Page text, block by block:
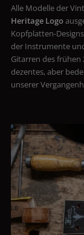
Alle Modelle der
Heritage Logo
Kopfplatten-
der Instrumente
Gitarren des frühen
dezentes, aber
unserer